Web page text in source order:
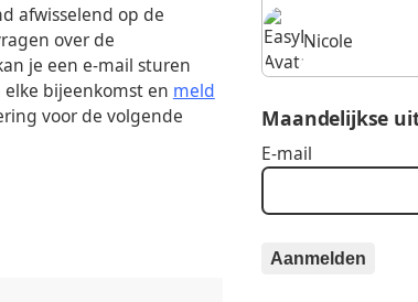
afwisselend op de
over de
je een e-mail sturen
bijeenkomst en meld
voor de volgende
Nicole
Maandelijkse
E-mail
Aanmelden